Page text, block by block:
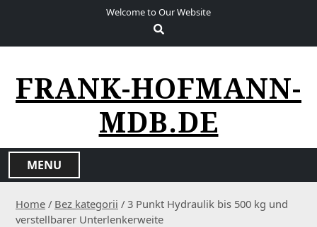
Welcome to Our Website
FRANK-HOFMANN-
MDB.DE
MENU
Home / Bez kategorii / 3 Punkt Hydraulik bis 500 kg und
verstellbarer Unterlenkerweite